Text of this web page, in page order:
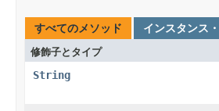
すべてのメソッド インスタンス
修飾子とタイプ
String